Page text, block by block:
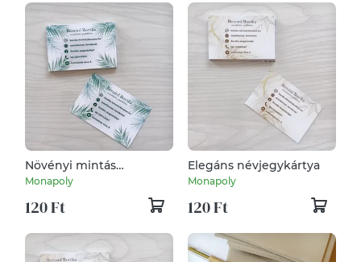
Növényi mintás
névjegykártya
Monapoly
120 Ft
Elegáns névjegykártya
Monapoly
120 Ft